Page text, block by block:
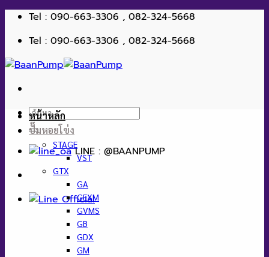
ข้าม
เนื้อหา
Tel : 090-663-3306 , 082-324-5668
Tel : 090-663-3306 , 082-324-5668
ค้นหา:
LINE : @BAANPUMP
หน้าหลัก
ปั๊มหอยโข่ง
STAGE
VST
GTX
GA
GEXM
GVMS
GB
GDX
GM